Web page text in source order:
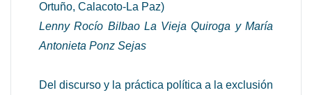
Ortuño, Calacoto-La Paz)
Lenny Rocío Bilbao La Vieja Quiroga y María
Antonieta Ponz Sejas
Del discurso y la práctica política a la exclusión